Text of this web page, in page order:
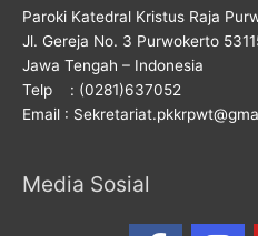
Paroki Katedral Kristus Raja
Jl. Gereja No. 3 Purwokerto
Jawa Tengah – Indonesia
Telp : (0281)637052
Email :
Media Sosial